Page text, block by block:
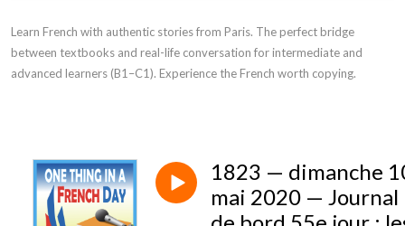
Learn French with authentic stories from Paris. The perfect bridge
between textbooks and real-life conversation for intermediate and
advanced learners (B1–C1). Experience the French worth copying.
1823 — dimanche
mai 2020 — Journal